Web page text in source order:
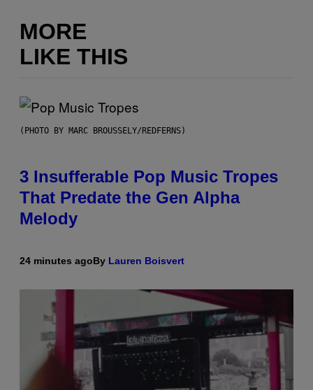
MORE
LIKE THIS
(PHOTO BY MARC BROUSSELY/REDFERNS)
3 Insufferable Pop Music Tropes
That Predate the Gen Alpha
Melody
24 minutes agoBy Lauren Boisvert